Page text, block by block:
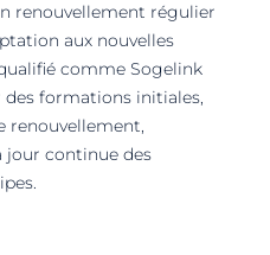
renouvellement régulier
aux nouvelles
comme Sogelink
formations initiales,
renouvellement,
jour continue des